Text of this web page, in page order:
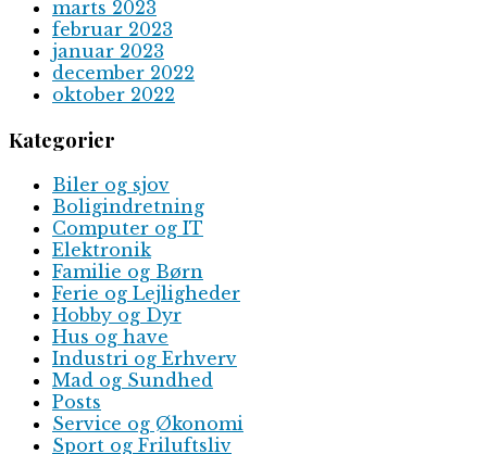
marts 2023
februar 2023
januar 2023
december 2022
oktober 2022
Kategorier
Biler og sjov
Boligindretning
Computer og IT
Elektronik
Familie og Børn
Ferie og Lejligheder
Hobby og Dyr
Hus og have
Industri og Erhverv
Mad og Sundhed
Posts
Service og Økonomi
Sport og Friluftsliv